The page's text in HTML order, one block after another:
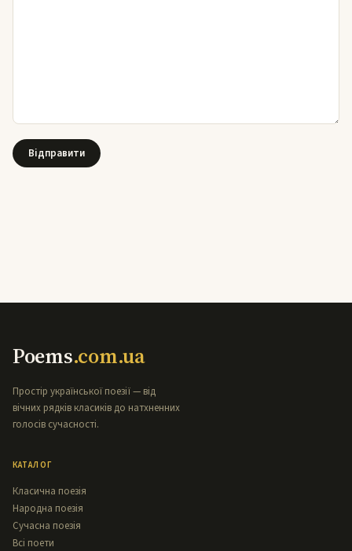
Poems.com.ua
Простір української поезії — від
вічних рядків класиків до натхненних
голосів сучасності.
КАТАЛОГ
Класична поезія
Народна поезія
Сучасна поезія
Всі поети